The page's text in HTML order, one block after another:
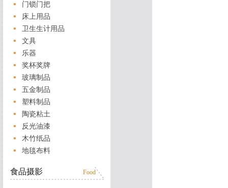
门锁门把
床上用品
卫生生计用品
文具
乐器
奖杯奖牌
玻璃制品
五金制品
塑料制品
陶瓷粘土
反光油漆
木竹纸品
地毯布料
食品摄影 Food